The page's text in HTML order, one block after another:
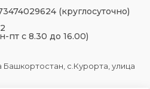
(круглосуточно)
пт с 8.30 до 16.00)
Башкортостан, с.Курорта, улица